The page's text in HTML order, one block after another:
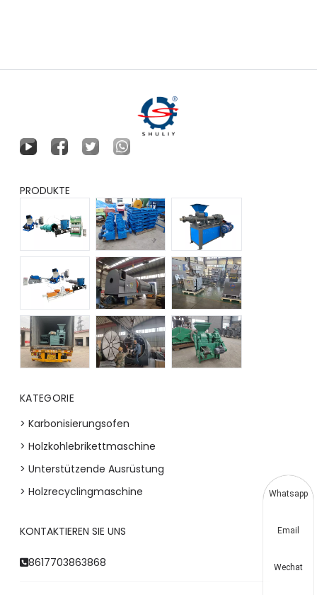
PRODUKTE
KATEGORIE
> Karbonisierungsofen
> Holzkohlebrikettmaschine
> Unterstützende Ausrüstung
> Holzrecyclingmaschine
KONTAKTIEREN SIE UNS
8617703863868
Whatsapp
Email
Wechat